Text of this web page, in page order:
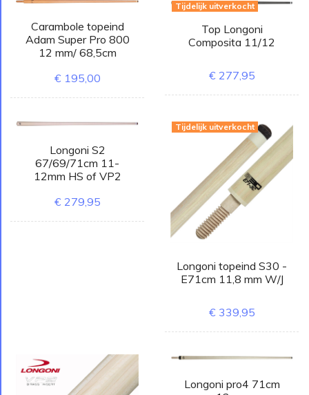
Carambole topeind
Adam Super Pro 800
12 mm/ 68,5cm
€ 195,00
Tijdelijk uitverkocht
Top Longoni
Composita 11/12
€ 277,95
Longoni S2
67/69/71cm 11-
12mm HS of VP2
€ 279,95
Tijdelijk uitverkocht
Longoni topeind S30 -
E71cm 11,8 mm W/J
€ 339,95
Longoni pro4 71cm